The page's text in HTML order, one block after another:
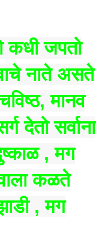
कधी जपतो
नाते असते
मानव
देतो सर्वाना
, मग
कळते
, मग